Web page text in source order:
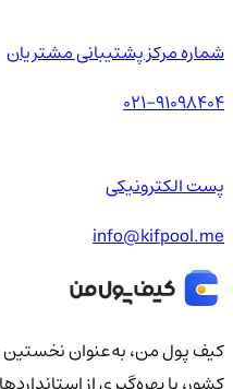
شماره مرکز پشتیبانی مشتریان
021-91098404
پست الکترونیکی
info@kifpool.me
کیف‌ پول من، به‌عنوان نخستین